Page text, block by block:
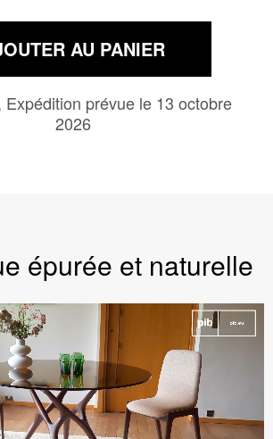
AU PANIER
Expédition prévue le 13 octobre
2026
épurée et naturelle